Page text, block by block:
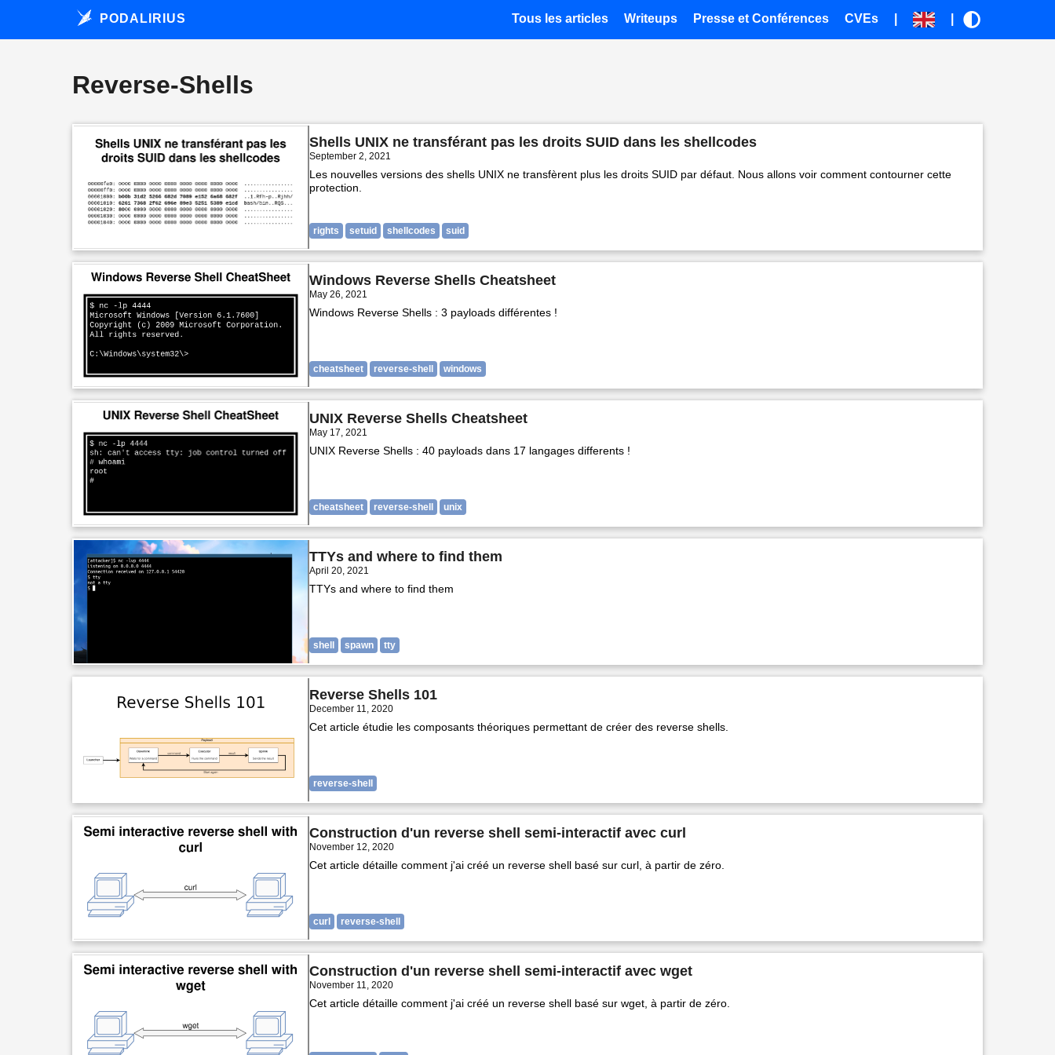
PODALIRIUS Tous les articles Writeups Presse et Conférences CVEs
Reverse-Shells
Shells UNIX ne transférant pas les droits SUID dans les shellcodes
September 2, 2021
Les nouvelles versions des shells UNIX ne transfèrent plus les droits SUID par défaut. Nous allons voir comment contourner cette
protection.
rights setuid shellcodes suid
Windows Reverse Shells Cheatsheet
May 26, 2021
Windows Reverse Shells : 3 payloads différentes !
cheatsheet reverse-shell windows
UNIX Reverse Shells Cheatsheet
May 17, 2021
UNIX Reverse Shells : 40 payloads dans 17 langages differents !
cheatsheet reverse-shell unix
TTYs and where to find them
April 20, 2021
TTYs and where to find them
shell spawn tty
Reverse Shells 101
December 11, 2020
Cet article étudie les composants théoriques permettant de créer des reverse shells.
reverse-shell
Construction d'un reverse shell semi-interactif avec curl
November 12, 2020
Cet article détaille comment j'ai créé un reverse shell basé sur curl, à partir de zéro.
curl reverse-shell
Construction d'un reverse shell semi-interactif avec wget
November 11, 2020
Cet article détaille comment j'ai créé un reverse shell basé sur wget, à partir de zéro.